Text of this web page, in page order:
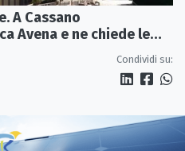
A Cassano
Avena e ne chiede le
Condividi su: